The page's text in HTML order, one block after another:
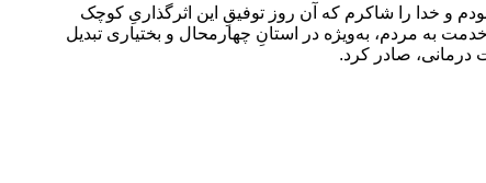
و خدا را شاکرم که آن روز توفیقِ این اثرگذاریِ کوچک
به مردم، به‌ویژه در استانِ چهارمحال و بختیاری تبدیل
درمانی، صادر کرد.